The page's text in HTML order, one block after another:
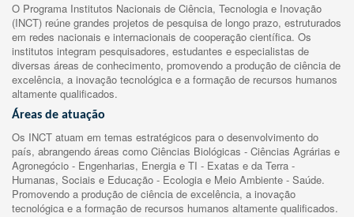
O Programa Institutos Nacionais de Ciência, Tecnologia e Inovação
(INCT) reúne grandes projetos de pesquisa de longo prazo, estruturados
em redes nacionais e internacionais de cooperação científica. Os
institutos integram pesquisadores, estudantes e especialistas de
diversas áreas de conhecimento, promovendo a produção de ciência de
excelência, a inovação tecnológica e a formação de recursos humanos
altamente qualificados.
Áreas de atuação
Os INCT atuam em temas estratégicos para o desenvolvimento do
país, abrangendo áreas como Ciências Biológicas - Ciências Agrárias e
Agronegócio - Engenharias, Energia e TI - Exatas e da Terra -
Humanas, Sociais e Educação - Ecologia e Meio Ambiente - Saúde.
Promovendo a produção de ciência de excelência, a inovação
tecnológica e a formação de recursos humanos altamente qualificados.